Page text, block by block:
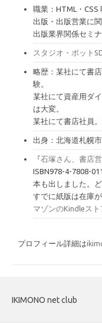
職業：HTML・CSS
出版・出版営業に
出版業界関係セミナ
スタジオ・ポット
略歴：某社にて書
験。
某社にて資産用ダ
は大変。
某社にて書店社員
出身：北海道札幌市
『石塚さん、書店
ISBN978-4-7808-
本も出しました。
すでに紙版は在庫
マゾンのKindleスト
プロフィール詳細は
IKIMONO net club